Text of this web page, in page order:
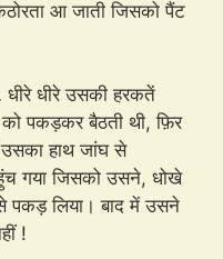
आ जाती जिसको पैंट
धीरे उसकी हरकतें
पकड़कर बैठती थी, फ़िर
हाथ जांघ से
गया जिसको उसने, धोखे
पकड़ लिया। बाद में उसने
!